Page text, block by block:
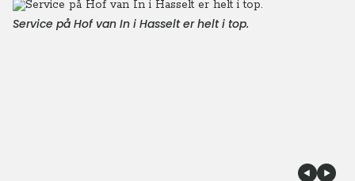
Service på Hof van In i Hasselt er helt i top.